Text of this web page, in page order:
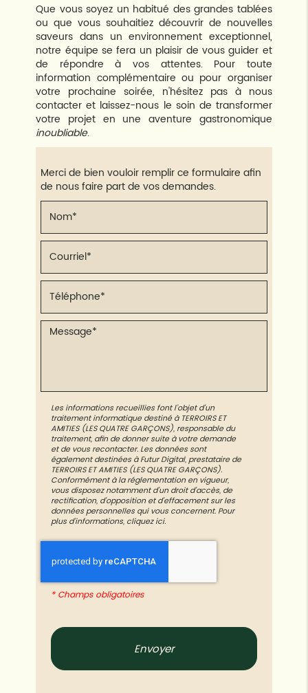
Que vous soyez un habitué des grandes tablées
ou que vous souhaitiez découvrir de nouvelles
saveurs dans un environnement exceptionnel,
notre équipe se fera un plaisir de vous guider et
de répondre à vos attentes. Pour toute
information complémentaire ou pour organiser
votre prochaine soirée, n'hésitez pas à nous
contacter et laissez-nous le soin de transformer
votre projet en une aventure gastronomique
inoubliable.
Merci de bien vouloir remplir ce formulaire afin
de nous faire part de vos demandes.
Les informations recueillies font l’objet d’un
traitement informatique destiné àTERROIRS ET
AMITIES (LES QUATRE GARÇONS), responsable du
traitement, afin de donner suite à votre demande
et de vous recontacter. Les données sont
également destinées à Futur Digital, prestataire de
TERROIRS ET AMITIES (LES QUATRE GARÇONS).
Conformément à la réglementation en vigueur,
vous disposez notamment d'un droit d'accès, de
rectification, d'opposition et d'effacement sur les
données personnelles qui vous concernent. Pour
plus d’informations, cliquezici.
* Champs obligatoires